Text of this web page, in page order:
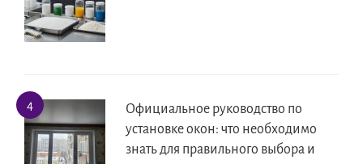
Официальное руководство по
установке окон: что необходимо
знать для правильного выбора и